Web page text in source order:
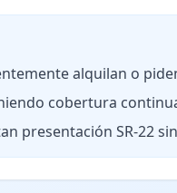
alquilan o
cobertura
presentación SR-22